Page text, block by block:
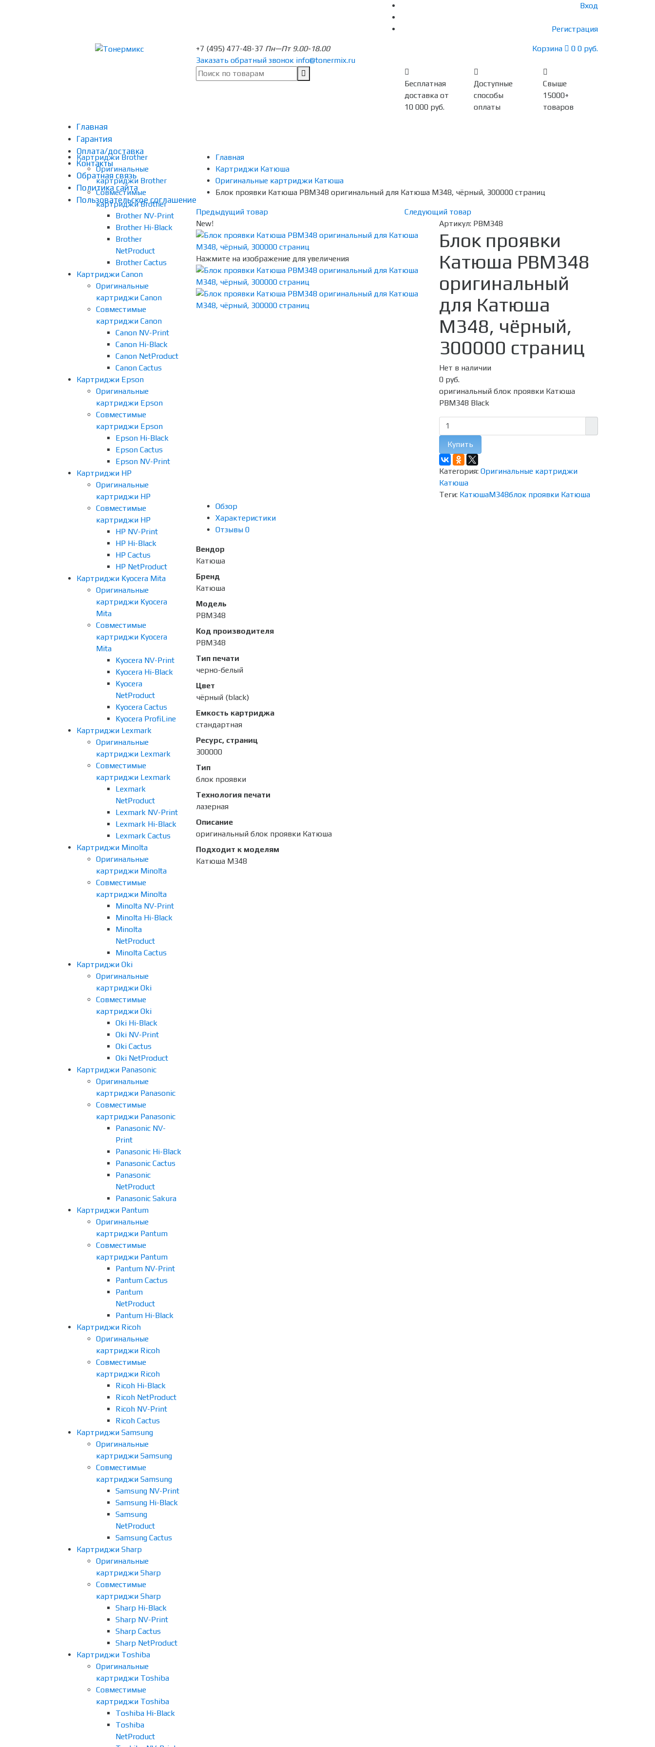
Вход
Регистрация
+7 (495) 477-48-37 Пн—Пт 9.00-18.00
Заказать обратный звонок info@tonermix.ru
Корзина 0 0 руб.
Бесплатная
доставка от
10 000 руб.
Доступные
способы
оплаты
Свыше
15000+
товаров
Главная
Гарантия
Оплата/доставка
Контакты
Обратная связь
Политика сайта
Пользовательское соглашение
Картриджи Brother
Оригинальные
картриджи Brother
Совместимые
картриджи Brother
Brother NV-Print
Brother Hi-Black
Brother
NetProduct
Brother Cactus
Картриджи Canon
Оригинальные
картриджи Canon
Совместимые
картриджи Canon
Canon NV-Print
Canon Hi-Black
Canon NetProduct
Canon Cactus
Картриджи Epson
Оригинальные
картриджи Epson
Совместимые
картриджи Epson
Epson Hi-Black
Epson Cactus
Epson NV-Print
Картриджи HP
Оригинальные
картриджи HP
Совместимые
картриджи HP
HP NV-Print
HP Hi-Black
HP Cactus
HP NetProduct
Картриджи Kyocera Mita
Оригинальные
картриджи Kyocera
Mita
Совместимые
картриджи Kyocera
Mita
Kyocera NV-Print
Kyocera Hi-Black
Kyocera
NetProduct
Kyocera Cactus
Kyocera ProfiLine
Картриджи Lexmark
Оригинальные
картриджи Lexmark
Совместимые
картриджи Lexmark
Lexmark
NetProduct
Lexmark NV-Print
Lexmark Hi-Black
Lexmark Cactus
Картриджи Minolta
Оригинальные
картриджи Minolta
Совместимые
картриджи Minolta
Minolta NV-Print
Minolta Hi-Black
Minolta
NetProduct
Minolta Cactus
Картриджи Oki
Оригинальные
картриджи Oki
Совместимые
картриджи Oki
Oki Hi-Black
Oki NV-Print
Oki Cactus
Oki NetProduct
Картриджи Panasonic
Оригинальные
картриджи Panasonic
Совместимые
картриджи Panasonic
Panasonic NV-
Print
Panasonic Hi-Black
Panasonic Cactus
Panasonic
NetProduct
Panasonic Sakura
Картриджи Pantum
Оригинальные
картриджи Pantum
Совместимые
картриджи Pantum
Pantum NV-Print
Pantum Cactus
Pantum
NetProduct
Pantum Hi-Black
Картриджи Ricoh
Оригинальные
картриджи Ricoh
Совместимые
картриджи Ricoh
Ricoh Hi-Black
Ricoh NetProduct
Ricoh NV-Print
Ricoh Cactus
Картриджи Samsung
Оригинальные
картриджи Samsung
Совместимые
картриджи Samsung
Samsung NV-Print
Samsung Hi-Black
Samsung
NetProduct
Samsung Cactus
Картриджи Sharp
Оригинальные
картриджи Sharp
Совместимые
картриджи Sharp
Sharp Hi-Black
Sharp NV-Print
Sharp Cactus
Sharp NetProduct
Картриджи Toshiba
Оригинальные
картриджи Toshiba
Совместимые
картриджи Toshiba
Toshiba Hi-Black
Toshiba
NetProduct
Главная
Картриджи Катюша
Оригинальные картриджи Катюша
Блок проявки Катюша PBM348 оригинальный для Катюша M348, чёрный, 300000 страниц
Предыдущий товар
Следующий товар
New!
Нажмите на изображение для увеличения
Артикул: PBM348
Блок проявки
Катюша PBM348
оригинальный
для Катюша
M348, чёрный,
300000 страниц
Нет в наличии
0 руб.
оригинальный блок проявки Катюша
PBM348 Black
Купить
Категория: Оригинальные картриджи
Катюша
Теги: КатюшаM348блок проявки Катюша
Обзор
Характеристики
Отзывы 0
Вендор
Катюша
Бренд
Катюша
Модель
PBM348
Код производителя
PBM348
Тип печати
черно-белый
Цвет
чёрный (black)
Емкость картриджа
стандартная
Ресурс, страниц
300000
Тип
блок проявки
Технология печати
лазерная
Описание
оригинальный блок проявки Катюша
Подходит к моделям
Катюша M348